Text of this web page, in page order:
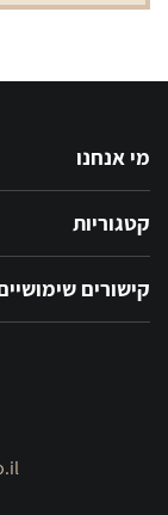
מי אנחנו
קטגוריות
קישורים